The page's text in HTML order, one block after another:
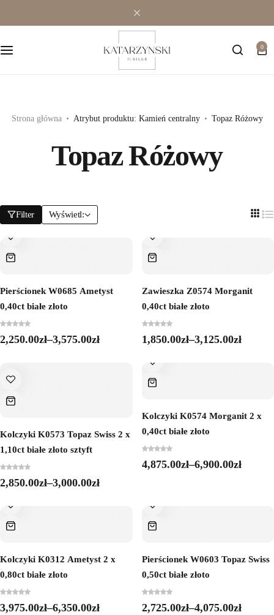
0
Strona główna Atrybut produktu: Kamień centralny Topaz Różowy
Topaz Różowy
Filter Wyświetl:
Pierścionek W0685 Ametyst
0,40ct białe złoto
2,250.00zł–3,575.00zł
Zawieszka Z0574 Morganit
0,40ct białe złoto
1,850.00zł–3,125.00zł
Kolczyki K0573 Topaz Swiss 2 x
1,10ct białe złoto sztyft
2,850.00zł–3,000.00zł
Kolczyki K0574 Morganit 2 x
0,40ct białe złoto
4,875.00zł–6,900.00zł
Kolczyki K0312 Ametyst 2 x
0,80ct białe złoto
3,975.00zł–6,350.00zł
Pierścionek W0603 Topaz Swiss
0,50ct białe złoto
2,725.00zł–4,075.00zł
Premium
Modowe
Naszyjniki
Pozostała biżuteria